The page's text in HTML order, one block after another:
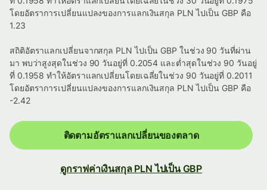
โดยอัตราการเปลี่ยนแปลงของการแลกเงินสกุล PLN ไปเป็น GBP คือ
1.23
สถิติอัตราแลกเปลี่ยนจากสกุล PLN ไปเป็น GBP ในช่วง 90 วันที่ผ่าน
มา พบว่าสูงสุดในช่วง 90 วันอยู่ที่ 0.2054 และต่ำสุดในช่วง 90 วันอยู่
ที่ 0.1958 ทำให้อัตราแลกเปลี่ยนโดยเฉลี่ยในช่วง 90 วันอยู่ที่ 0.2011
โดยอัตราการเปลี่ยนแปลงของการแลกเงินสกุล PLN ไปเป็น GBP คือ
-2.42
ติดตามอัตราแลกเปลี่ยนของตลาด
ดูกราฟค่าเงินสกุล PLN ไปเป็น GBP